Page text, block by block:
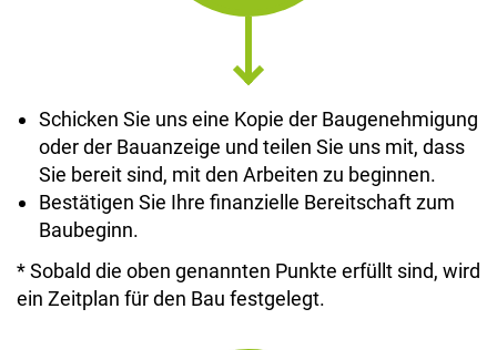
Schicken Sie uns eine Kopie der Baugenehmigung
oder der Bauanzeige und teilen Sie uns mit, dass
Sie bereit sind, mit den Arbeiten zu beginnen.
Bestätigen Sie Ihre finanzielle Bereitschaft zum
Baubeginn.
* Sobald die oben genannten Punkte erfüllt sind, wird
ein Zeitplan für den Bau festgelegt.